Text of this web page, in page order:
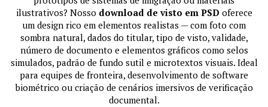
ilustrativos? Nosso download de visto em PSD oferece
um design rico em elementos realistas — com foto com
sombra natural, dados do titular, tipo de visto, validade,
número de documento e elementos gráficos como selos
simulados, padrão de fundo sutil e microtextos visuais. Ideal
para equipes de fronteira, desenvolvimento de software
biométrico ou criação de cenários imersivos de verificação
documental.